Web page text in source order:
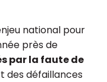
national pour
près de
par la faute de
des défaillances